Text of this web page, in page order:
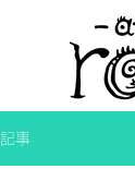
記事